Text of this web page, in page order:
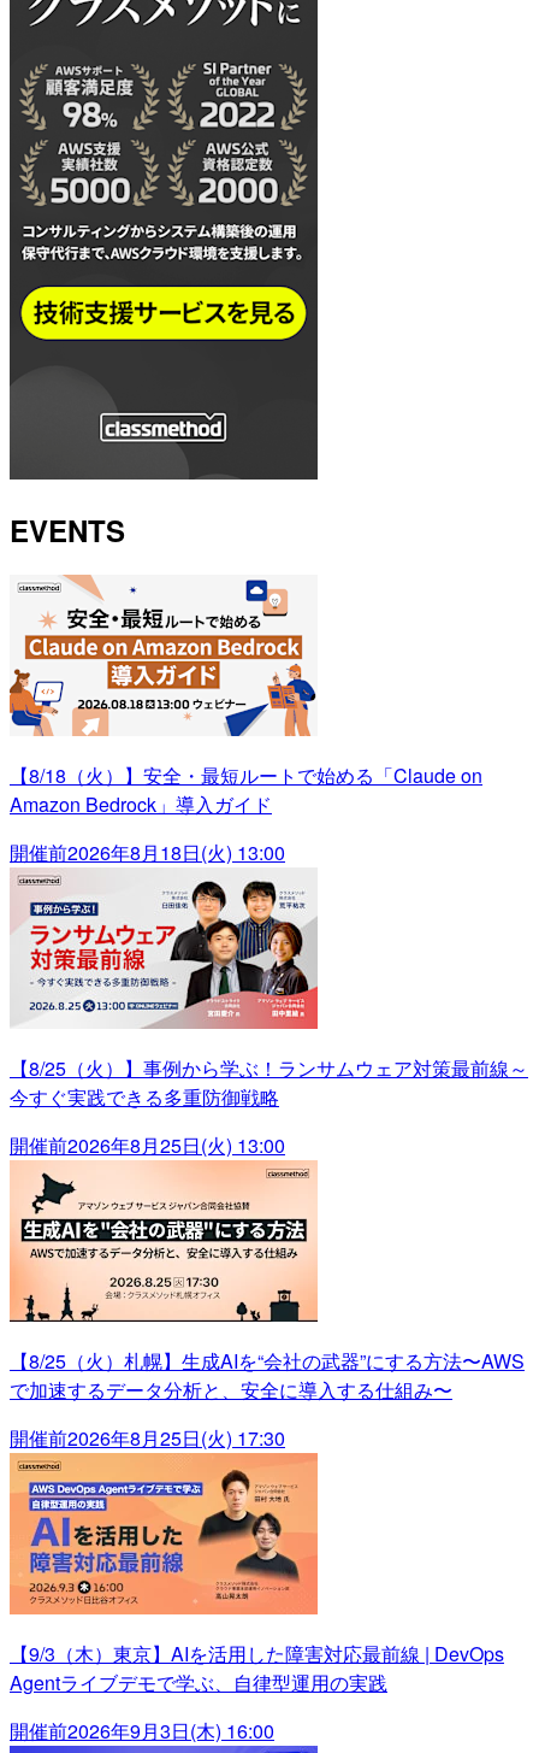
EVENTS
【8/18（火）】安全・最短ルートで始める「Claude on
Amazon Bedrock」導入ガイド
開催前2026年8月18日(火) 13:00
【8/25（火）】事例から学ぶ！ランサムウェア対策最前線～
今すぐ実践できる多重防御戦略
開催前2026年8月25日(火) 13:00
【8/25（火）札幌】生成AIを“会社の武器”にする方法〜AWS
で加速するデータ分析と、安全に導入する仕組み〜
開催前2026年8月25日(火) 17:30
【9/3（木）東京】AIを活用した障害対応最前線 | DevOps
Agentライブデモで学ぶ、自律型運用の実践
開催前2026年9月3日(木) 16:00